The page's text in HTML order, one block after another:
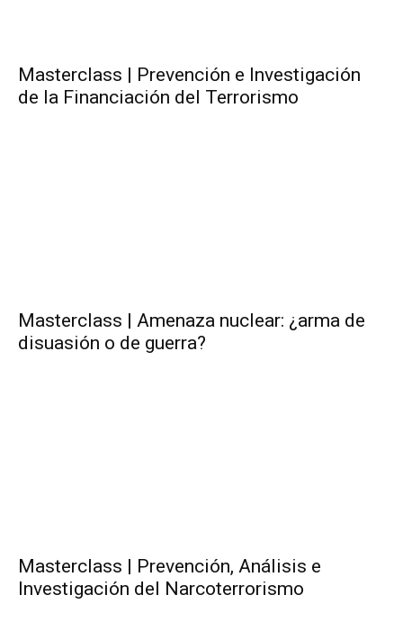
Masterclass | Prevención e Investigación
de la Financiación del Terrorismo
Masterclass | Amenaza nuclear: ¿arma de
disuasión o de guerra?
Masterclass | Prevención, Análisis e
Investigación del Narcoterrorismo